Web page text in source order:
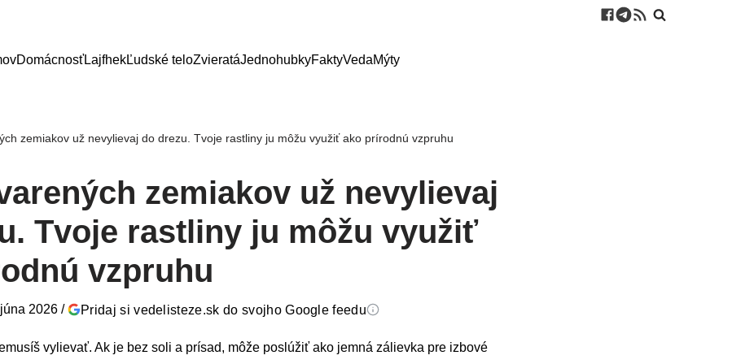
DomácnosťLajfhekĽudské teloZvieratáJednohubkyFaktyVedaMýty
zemiakov už nevylievaj do drezu. Tvoje rastliny ju môžu využiť ako prírodnú vzpruhu
zemiakov už nevylievaj
Tvoje rastliny ju môžu využiť
vzpruhu
2026 / Pridaj si vedelisteze.sk do svojho Google feedu
vylievať. Ak je bez soli a prísad, môže poslúžiť ako jemná zálievka pre izbové